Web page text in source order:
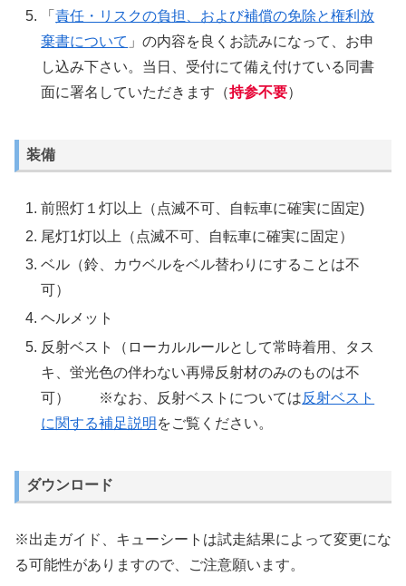
「責任・リスクの負担、および補償の免除と権利放
棄書について 」の内容を良くお読みになって、お申
し込み下さい。当日、受付にて備え付けている同書
面に署名していただきます（持参不要）
装備
前照灯１灯以上（点滅不可、自転車に確実に固定)
尾灯1灯以上（点滅不可、自転車に確実に固定）
ベル（鈴、カウベルをベル替わりにすることは不
可）
ヘルメット
反射ベスト（ローカルルールとして常時着用、タス
キ、蛍光色の伴わない再帰反射材のみのものは不
可） ※なお、反射ベストについては反射ベスト
に関する補足説明 をご覧ください。
ダウンロード
※出走ガイド、キューシートは試走結果によって変更にな
る可能性がありますので、ご注意願います。